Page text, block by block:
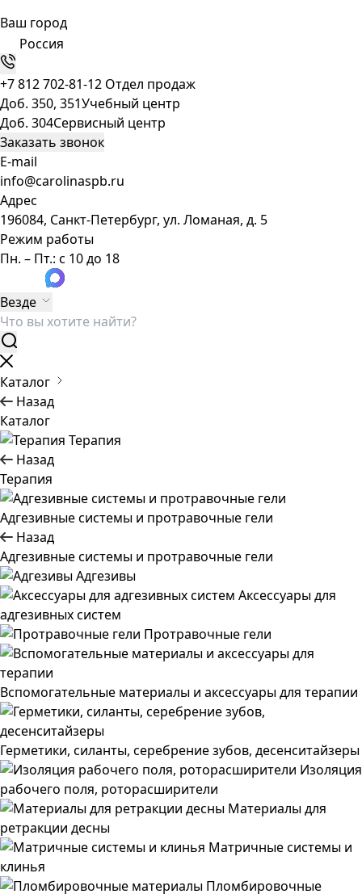
Ваш город
Россия
+7 812 702-81-12 Отдел продаж
Доб. 350, 351Учебный центр
Доб. 304Сервисный центр
Заказать звонок
E-mail
info@carolinaspb.ru
Адрес
196084, Санкт-Петербург, ул. Ломаная, д. 5
Режим работы
Пн. – Пт.: с 10 до 18
Везде
Каталог
Назад
Каталог
Терапия
Назад
Терапия
Адгезивные системы и протравочные гели
Назад
Адгезивные системы и протравочные гели
Адгезивы
Аксессуары для
адгезивных систем
Протравочные гели
Вспомогательные материалы и аксессуары для терапии
Герметики, силанты, серебрение зубов, десенситайзеры
Изоляция
рабочего поля, роторасширители
Материалы для
ретракции десны
Матричные системы и
клинья
Пломбировочные